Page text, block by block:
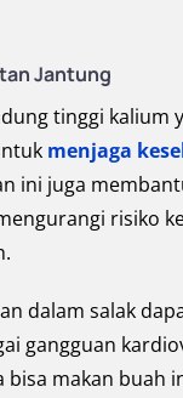
Jantung
tinggi kalium
menjaga
ini juga
risiko
dalam salak
gangguan
makan buah